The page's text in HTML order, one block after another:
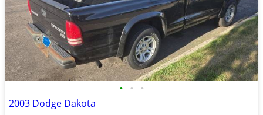
• • •
2003 Dodge Dakota